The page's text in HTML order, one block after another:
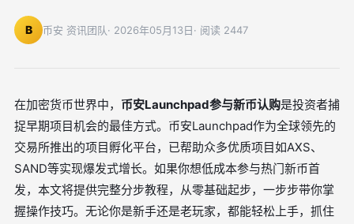
B 币安 资讯团队· 2026年05月13日· 阅读 2447
在加密货币世界中， 币安Launchpad参与新币认购是投资者捕
捉早期项目机会的最佳方式。币安Launchpad作为全球领先的
交易所推出的项目孵化平台，已帮助众多优质项目如AXS、
SAND等实现爆发式增长。如果你想低成本参与热门新币首
发，本文将提供完整分步教程，从零基础起步，一步步带你掌
握操作技巧。无论你是新手还是老玩家，都能轻松上手，抓住